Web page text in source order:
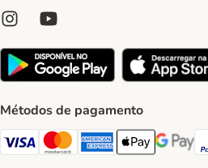
Métodos de pagamento
Visa Payment Method
Mastercard Payment Method
American Express
Apple PayGoogle